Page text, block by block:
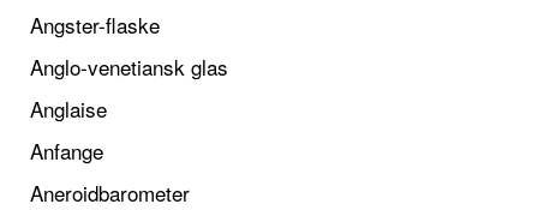
Angster-flaske
Anglo-venetiansk glas
Anglaise
Anfange
Aneroidbarometer